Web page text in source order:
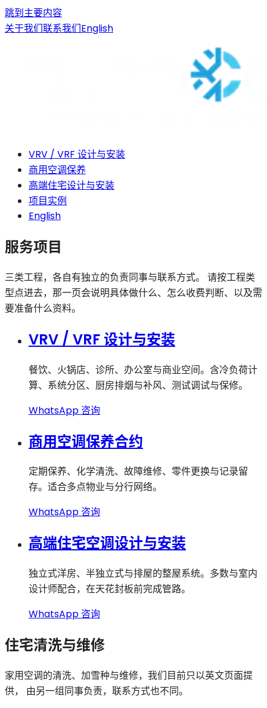
跳到主要内容
关于我们联系我们English
VRV / VRF 设计与安装
商用空调保养
高端住宅设计与安装
项目实例
English
服务项目
三类工程，各自有独立的负责同事与联系方式。 请按工程类
型点进去，那一页会说明具体做什么、怎么收费判断、以及需
要准备什么资料。
VRV / VRF 设计与安装
餐饮、火锅店、诊所、办公室与商业空间。含冷负荷计
算、系统分区、厨房排烟与补风、测试调试与保修。
WhatsApp 咨询
商用空调保养合约
定期保养、化学清洗、故障维修、零件更换与记录留
存。适合多点物业与分行网络。
WhatsApp 咨询
高端住宅空调设计与安装
独立式洋房、半独立式与排屋的整屋系统。多数与室内
设计师配合，在天花封板前完成管路。
WhatsApp 咨询
住宅清洗与维修
家用空调的清洗、加雪种与维修，我们目前只以英文页面提
供， 由另一组同事负责，联系方式也不同。